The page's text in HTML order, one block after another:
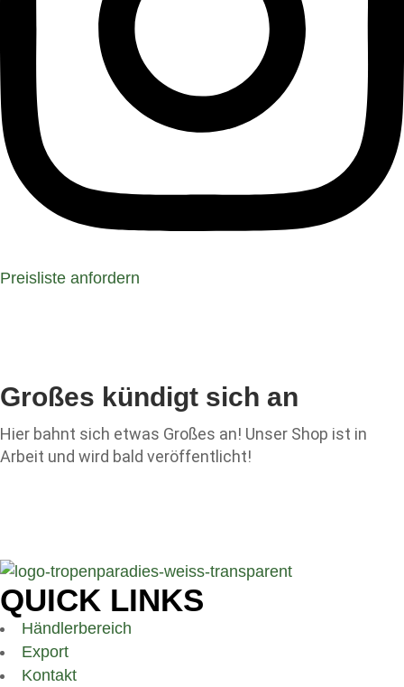
Preisliste anfordern
Großes kündigt sich an
Hier bahnt sich etwas Großes an! Unser Shop ist in
Arbeit und wird bald veröffentlicht!
QUICK LINKS
Händlerbereich
Export
Kontakt